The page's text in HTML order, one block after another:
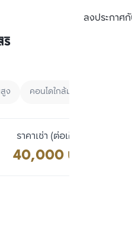
ลงประกาศกั
ริ
ง คอนโดใกล้มหาลัย
ราคาเช่า (ต่อเดือน)
40,000 บาท